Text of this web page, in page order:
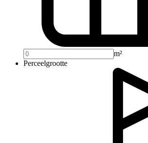
m²
Perceelgrootte